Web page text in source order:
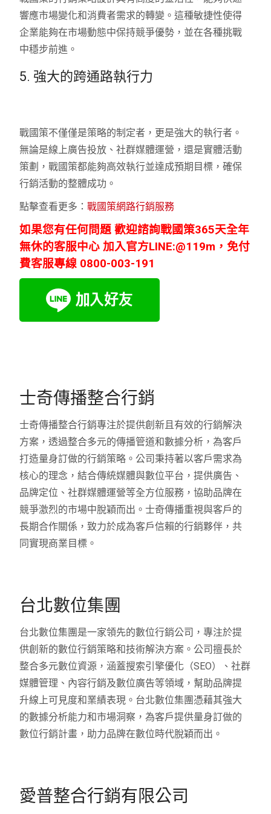
響應市場變化和消費者需求的轉變。這種敏捷性使得
企業能夠在市場動態中保持競爭優勢，並在各種挑戰
中穩步前進。
5. 強大的跨通路執行力
戰國策不僅僅是策略的制定者，更是強大的執行者。
無論是線上廣告投放、社群媒體運營，還是實體活動
策劃，戰國策都能夠高效執行並達成預期目標，確保
行銷活動的整體成功。
點擊查看更多：戰國策網路行銷服務
如果您有任何問題 歡迎諮詢戰國策365天全年
無休的客服中心 加入官方LINE:@119m，免付
費客服專線 0800-003-191
士奇傳播整合行銷
士奇傳播整合行銷專注於提供創新且有效的行銷解決
方案，透過整合多元的傳播管道和數據分析，為客戶
打造量身訂做的行銷策略。公司秉持著以客戶需求為
核心的理念，結合傳統媒體與數位平台，提供廣告、
品牌定位、社群媒體運營等全方位服務，協助品牌在
競爭激烈的市場中脫穎而出。士奇傳播重視與客戶的
長期合作關係，致力於成為客戶信賴的行銷夥伴，共
同實現商業目標。
台北數位集團
台北數位集團是一家領先的數位行銷公司，專注於提
供創新的數位行銷策略和技術解決方案。公司擅長於
整合多元數位資源，涵蓋搜索引擎優化（SEO）、社群
媒體管理、內容行銷及數位廣告等領域，幫助品牌提
升線上可見度和業績表現。台北數位集團憑藉其強大
的數據分析能力和市場洞察，為客戶提供量身訂做的
數位行銷計畫，助力品牌在數位時代脫穎而出。
愛普整合行銷有限公司